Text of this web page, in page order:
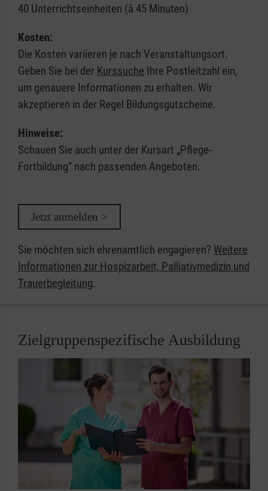
40 Unterrichtseinheiten (à 45 Minuten)
Kosten:
Die Kosten variieren je nach Veranstaltungsort.
Geben Sie bei der Kurssuche Ihre Postleitzahl ein,
um genauere Informationen zu erhalten. Wir
akzeptieren in der Regel Bildungsgutscheine.
Hinweise:
Schauen Sie auch unter der Kursart „Pflege-
Fortbildung“ nach passenden Angeboten.
Jetzt anmelden >
Sie möchten sich ehrenamtlich engagieren? Weitere
Informationen zur Hospizarbeit, Palliativmedizin und
Trauerbegleitung​​​​​​​.
Zielgruppenspezifische Ausbildung